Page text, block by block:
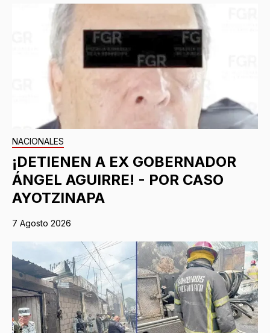
NACIONALES
¡DETIENEN A EX GOBERNADOR
ÁNGEL AGUIRRE! - POR CASO
AYOTZINAPA
7 Agosto 2026